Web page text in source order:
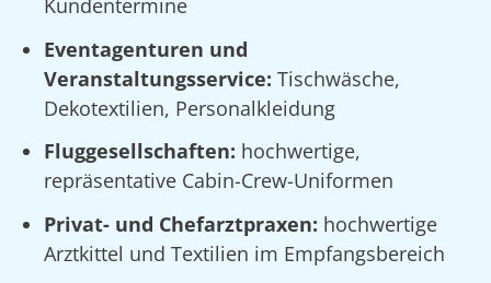
Kundentermine
Eventagenturen und
Veranstaltungsservice: Tischwäsche,
Dekotextilien, Personalkleidung
Fluggesellschaften: hochwertige,
repräsentative Cabin-Crew-Uniformen
Privat- und Chefarztpraxen: hochwertige
Arztkittel und Textilien im Empfangsbereich